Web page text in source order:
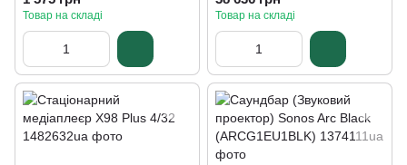
Товар на складі Товар на складі